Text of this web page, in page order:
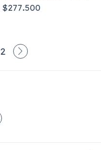
dura
$277.500
2